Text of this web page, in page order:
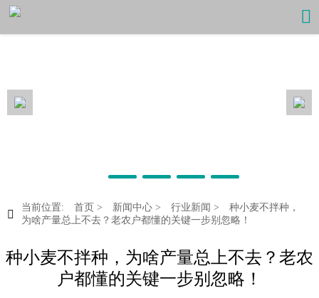


当前位置: 首页 > 新闻中心 > 行业新闻 >
种小麦不拌种，
为啥产量总上不去？老农户都懂的关键一步别忽略！
种小麦不拌种，为啥产量总上不去？老农
户都懂的关键一步别忽略！